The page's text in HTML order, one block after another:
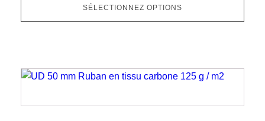
SÉLECTIONNEZ OPTIONS
option
sélectionnée
sur
Ce
a